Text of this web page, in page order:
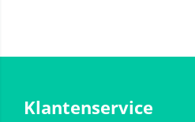
Klantenservice